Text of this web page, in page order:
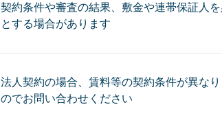
契約条件や審査の結果、敷金や連帯保証人
とする場合があります
法人契約の場合、賃料等の契約条件が異な
のでお問い合わせください